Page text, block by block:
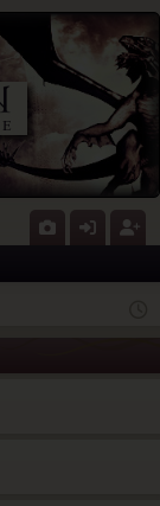
e de re